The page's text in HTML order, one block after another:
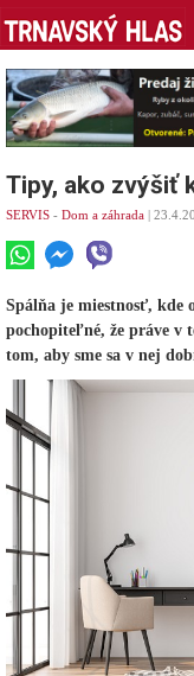
Tipy, ako zvýšiť
SERVIS - Dom a záhrada |
Spálňa je miestnosť, kde
pochopiteľné, že práve v
tom, aby sme sa v nej